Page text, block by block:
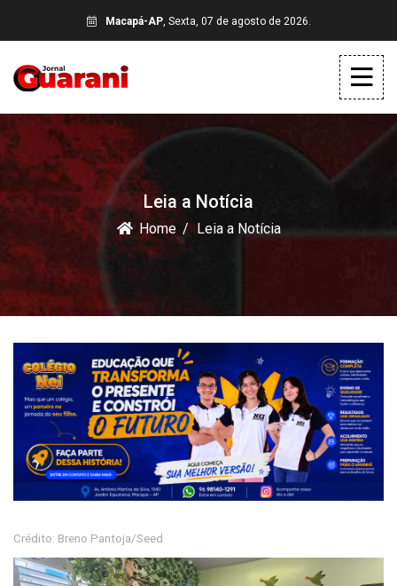
Macapá-AP, Sexta, 07 de agosto de 2026.
Leia a Notícia
Home Leia a Notícia
Crédito: Breno Pantoja/Seed